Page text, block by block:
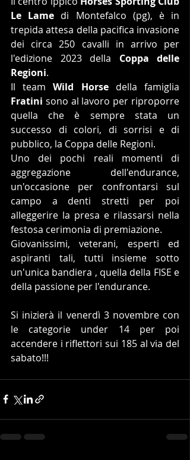
Le Lame di Montefalco (pg), è in
trepida attesa della pacifica invasione
dei circa 250 cavalli in arrivo per
l'edizione 2023 della Coppa delle
Regioni.
Il team Wild Horse della famiglia
Fratini sono al lavoro per riproporre
quella che è sempre stata un
successo di colori, di sorrisi e di
pubblico, la Coppa delle Regioni.
Uno dei pochi reali momenti di
aggregazione dell'endurance,
un'occasione per confrontarsi sul
campo a denti stretti per poi
alleggerire la presa e rilassarsi nella
festosa cerimonia di premiazione.
Giovanissimi, veterani, esperti ed
aspiranti tali, tutti insieme sotto
un'unica bandiera , quella della FISE e
della passione per l'endurance.
Si inizierà il venerdì 3 novembre con
le categorie under 14 per poi
accendere i riflettori sui 185 al via del
sabato!!!